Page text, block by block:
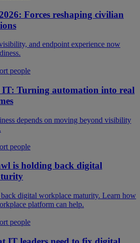
Forces reshaping civilian
and endpoint experience now
people
Turning automation into real
depends on moving beyond visibility
people
is holding back digital
digital workplace maturity. Learn how
platform can help.
people